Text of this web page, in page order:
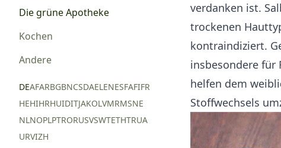
Die grüne Apotheke
Kochen
Andere
DEAFARBGBNCSDAELENESFAFIFR
HEHIHRHUIDITJAKOLVMRMSNE
NLNOPLPTRORUSVSWTETHTRUA
URVIZH
verdanken ist.
trockenen
kontraindiziert.
insbesondere für
helfen dem
Stoffwechsels